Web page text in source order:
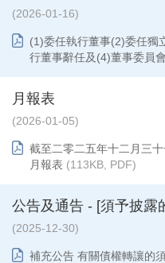
(2026-01-16)
(1)委任執行董事(2)委任獨
行董事辭任及(4)董事委員
月報表
(2026-01-05)
截至二零二五年十二月三
月報表 (113KB, PDF)
公告及通告 - [須予披露
(2025-12-30)
補充公告 有關債權轉讓的